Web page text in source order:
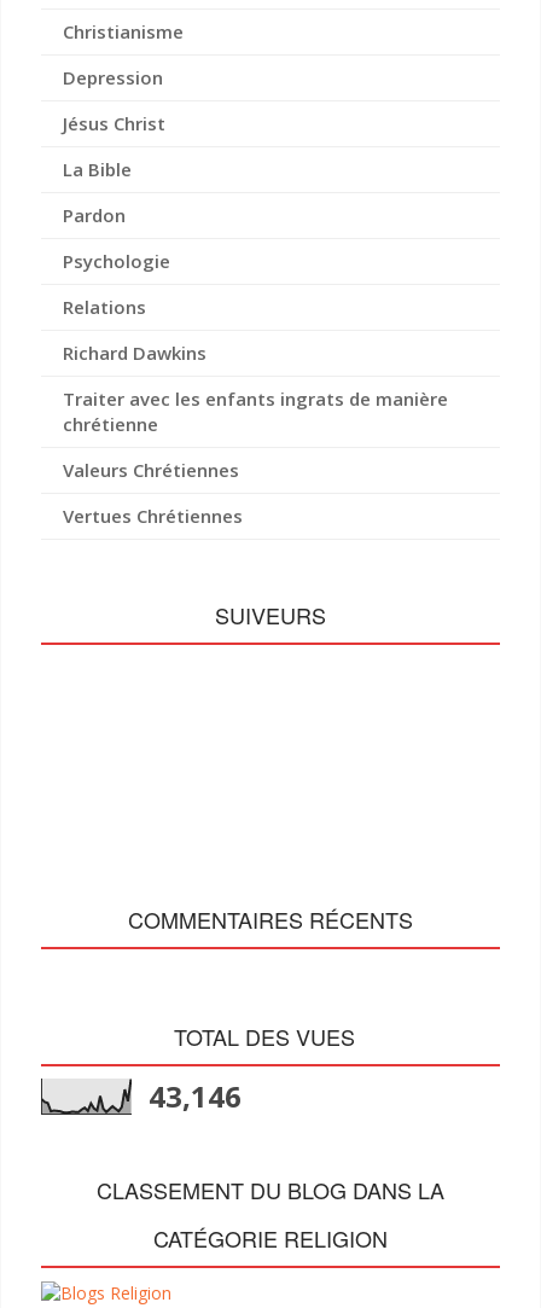
Christianisme
Depression
Jésus Christ
La Bible
Pardon
Psychologie
Relations
Richard Dawkins
Traiter avec les enfants ingrats de manière
chrétienne
Valeurs Chrétiennes
Vertues Chrétiennes
SUIVEURS
COMMENTAIRES RÉCENTS
TOTAL DES VUES
43,146
CLASSEMENT DU BLOG DANS LA
CATÉGORIE RELIGION